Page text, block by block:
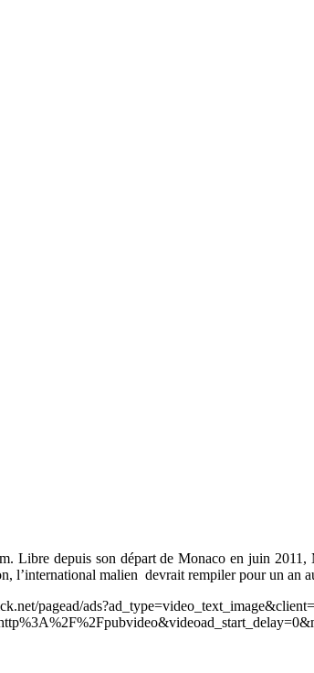
Libre depuis son départ de Monaco en juin
l’international malien devrait rempiler pour un an
pagead/